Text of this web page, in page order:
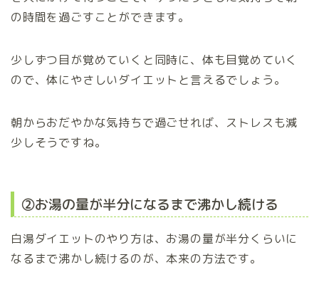
の時間を過ごすことができます。
少しずつ目が覚めていくと同時に、体も目覚めていく
ので、体にやさしいダイエットと言えるでしょう。
朝からおだやかな気持ちで過ごせれば、ストレスも減
少しそうですね。
②お湯の量が半分になるまで沸かし続ける
白湯ダイエットのやり方は、お湯の量が半分くらいに
なるまで沸かし続けるのが、本来の方法です。